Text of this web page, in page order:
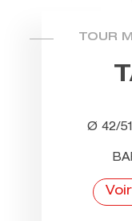
TOUR
Ø 42/